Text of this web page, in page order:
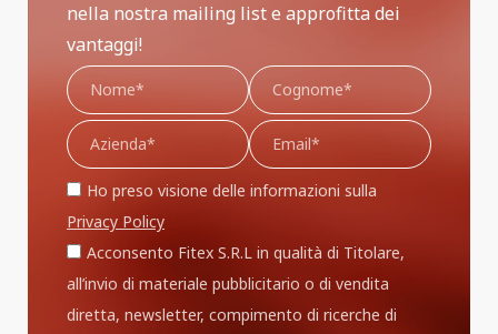
nella nostra mailing list e approfitta dei
vantaggi!
Ho preso visione delle informazioni sulla
Privacy Policy
Acconsento Fitex S.R.L in qualità di Titolare,
all’invio di materiale pubblicitario o di vendita
diretta, newsletter, compimento di ricerche di